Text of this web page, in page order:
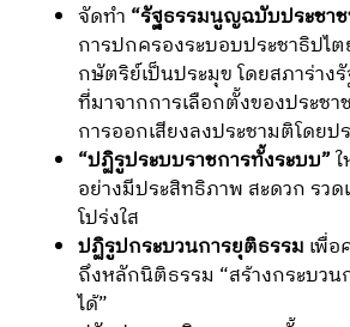
จัดทำ “รัฐธรรมนูญฉบับประชา
การปกครองระบอบประชาธิปไ
กษัตริย์เป็นประมุข โดยสภาร่าง
ที่มาจากการเลือกตั้งของประช
การออกเสียงลงประชามติโดยป
“ปฏิรูประบบราชการทั้งระบบ”
อย่างมีประสิทธิภาพ สะดวก รวด
โปร่งใส
ปฏิรูปกระบวนการยุติธรรม เพื่อ
ถึงหลักนิติธรรม “สร้างกระบว
ได้”